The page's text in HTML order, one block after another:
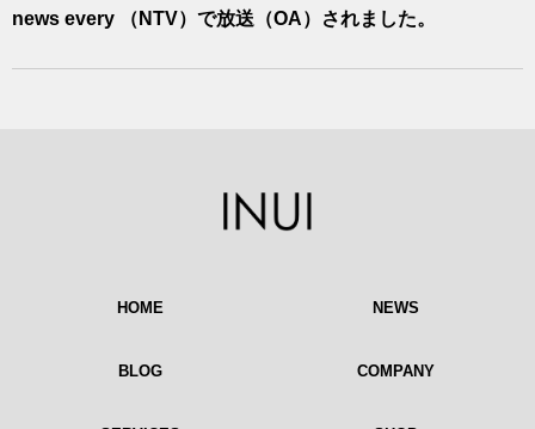
news every （NTV）で放送（OA）されました。
HOME NEWS
BLOG COMPANY